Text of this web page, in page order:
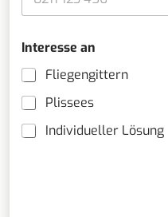
Interesse an
Fliegengittern
Plissees
Individueller Lösung